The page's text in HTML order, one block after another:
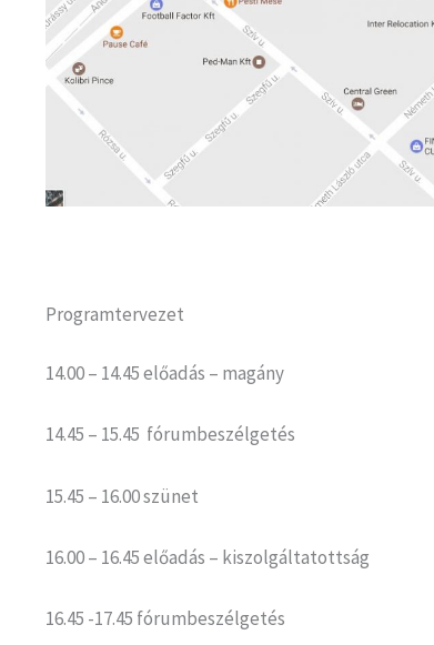
Programtervezet
14.00 – 14.45 előadás – magány
14.45 – 15.45 fórumbeszélgetés
15.45 – 16.00 szünet
16.00 – 16.45 előadás – kiszolgáltatottság
16.45 -17.45 fórumbeszélgetés